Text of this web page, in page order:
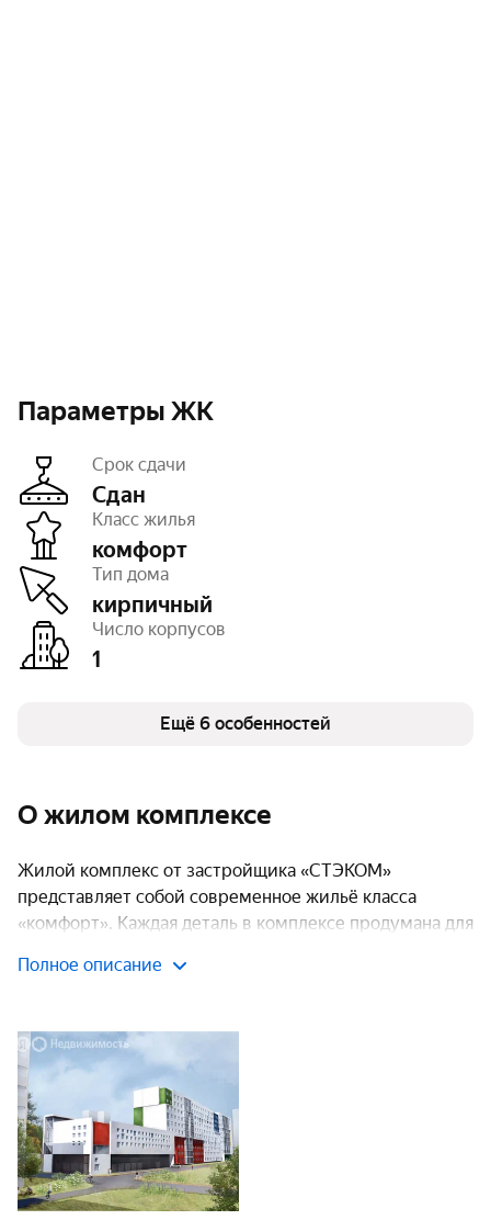
Параметры ЖК
Срок сдачи
Сдан
Класс жилья
комфорт
Тип дома
кирпичный
Число корпусов
1
Этажность
Высота потолков
Паркинг, машиноместа
Тип договора
Очереди
1
Число квартир
Ещё 6 особенностей
О жилом комплексе
Жилой комплекс от застройщика «СТЭКОМ»
представляет собой современное жильё класса
«комфорт». Каждая деталь в комплексе продумана для
этажей. Все строительные работы завершены, и
квартиры готовы к заселению.
Транспортная доступность
Расположение жилого комплекса обеспечивает
удобный доступ к остановкам общественного
Полное описание